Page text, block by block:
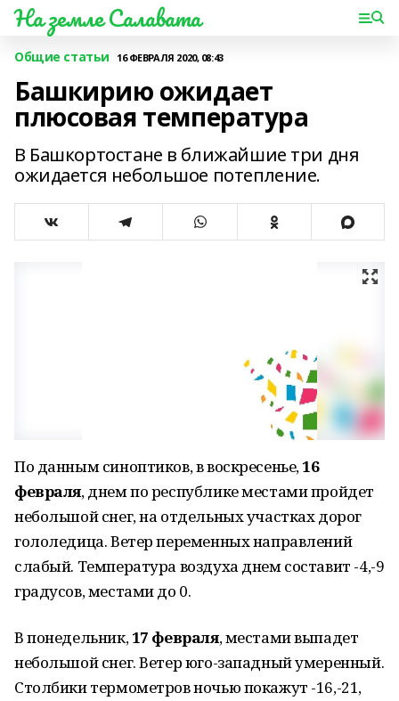
На земле Салавата
Общие статьи 16 ФЕВРАЛЯ 2020, 08:43
Башкирию ожидает
плюсовая температура
В Башкортостане в ближайшие три дня
ожидается небольшое потепление.
По данным синоптиков, в воскресенье,16
февраля, днем по республике местами пройдет
небольшой снег, на отдельных участках дорог
гололедица. Ветер переменных направлений
слабый. Температура воздуха днем составит -4,-9
градусов, местами до 0.
В понедельник,17 февраля, местами выпадет
небольшой снег. Ветер юго-западный умеренный.
Столбики термометров ночью покажут -16,-21,